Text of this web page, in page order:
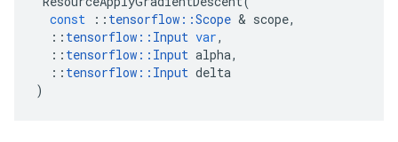
const
:: tensorflow ::Scope & scope,
:: tensorflow :: Input var,
:: tensorflow :: Input alpha,
:: tensorflow :: Input delta
)